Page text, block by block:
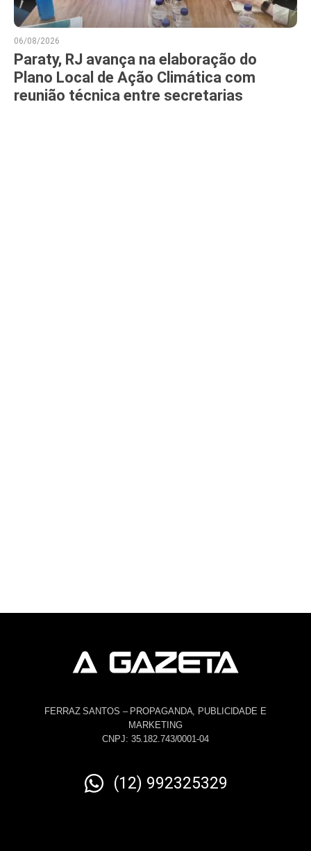
06/08/2026
Paraty, RJ avança na elaboração do
Plano Local de Ação Climática com
reunião técnica entre secretarias
FERRAZ SANTOS – PROPAGANDA, PUBLICIDADE E
MARKETING
CNPJ: 35.182.743/0001-04
(12) 992325329